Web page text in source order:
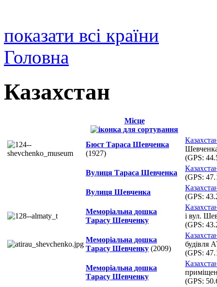
показати всі країни
Головна
Казахстан
Місце
Бюст Тараса Шевченка
(1927)
(GPS:
Вулиця Тараса Шевченка
(GPS:
Вулиця Шевченка
(GPS:
Меморіальна дошка
Тарасу Шевченку
і вул.
(GPS:
Меморіальна дошка
Тарасу Шевченку (2009)
будівля
(GPS:
Меморіальна дошка
Тарасу Шевченку
(GPS: